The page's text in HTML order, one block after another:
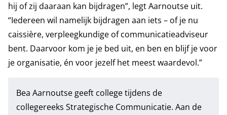
hij of zij daaraan kan bijdragen”, legt Aarnoutse uit.
“Iedereen wil namelijk bijdragen aan iets – of je nu
caissière, verpleegkundige of communicatieadviseur
bent. Daarvoor kom je je bed uit, en ben en blijf je voor
je organisatie, én voor jezelf het meest waardevol.”
Bea Aarnoutse geeft college tijdens de
collegereeks Strategische Communicatie. Aan de